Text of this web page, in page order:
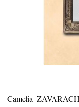
Camelia